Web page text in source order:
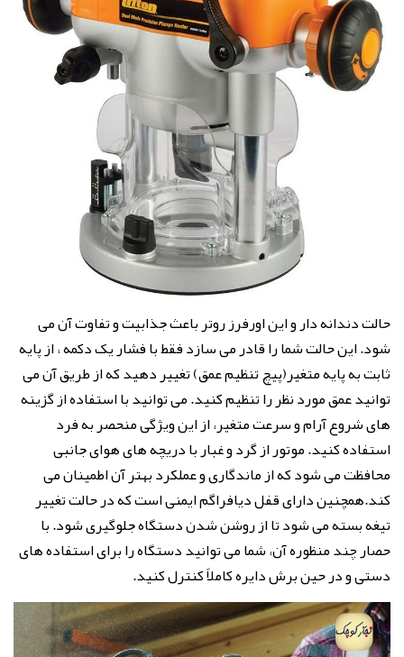
حالت دندانه دار و این اورفرز روتر باعث جذابیت و تفاوت آن می
شود. این حالت شما را قادر می سازد فقط با فشار یک دکمه ، از پایه
ثابت به پایه متغیر(پیچ تنظیم عمق) تغییر دهید که از طریق آن می
توانید عمق مورد نظر را تنظیم کنید. می توانید با استفاده از گزینه
های شروع آرام و سرعت متغیر، از این ویژگی منحصر به فرد
استفاده کنید. موتور از گرد و غبار با دریچه های هوای جانبی
محافظت می شود که از ماندگاری و عملکرد بهتر آن اطمینان می
کند.همچنین دارای قفل دیافراگم ایمنی است که در حالت تغییر
تیغه بسته می شود تا از روشن شدن دستگاه جلوگیری شود. با
حصار چند منظوره آن، شما می توانید دستگاه را برای استفاده های
دستی و در حین برش دایره کاملاً کنترل کنید.